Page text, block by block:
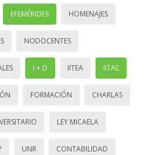
EFEMÉRIDES HOMENAJES
NODOCENTES
I + D IITEA IITAE
FORMACIÓN CHARLAS
LEY MICAELA
UNR CONTABILIDAD